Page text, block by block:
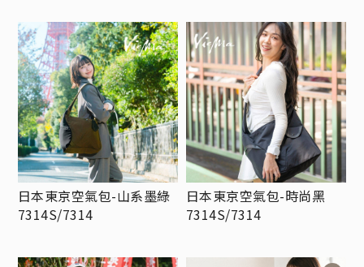
日本東京空氣包-山系墨綠
7314S/7314
日本東京空氣包-時尚黑
7314S/7314